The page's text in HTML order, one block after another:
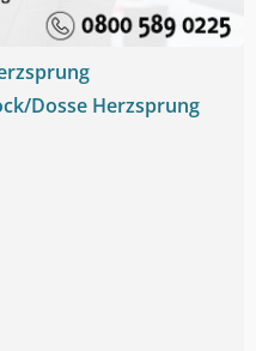
Dosse Herzsprung